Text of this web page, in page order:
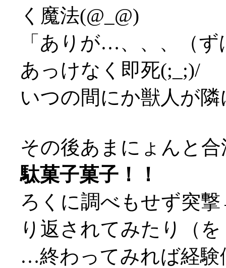
く魔法(@_@)
「ありが…、、、（
あっけなく即死(;_;)/
いつの間にか獣人が
その後あまにょんと
駄菓子菓子！！
ろくに調べもせず突
り返されてみたり（を
…終わってみれば経